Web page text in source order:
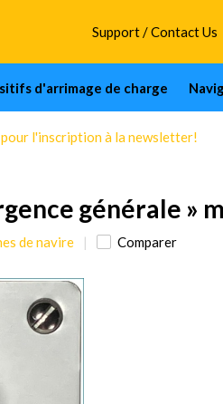
Support / Contact Us
d'arrimage de charge
pour l'inscription à la newsletter!
générale »
de navire Comparer